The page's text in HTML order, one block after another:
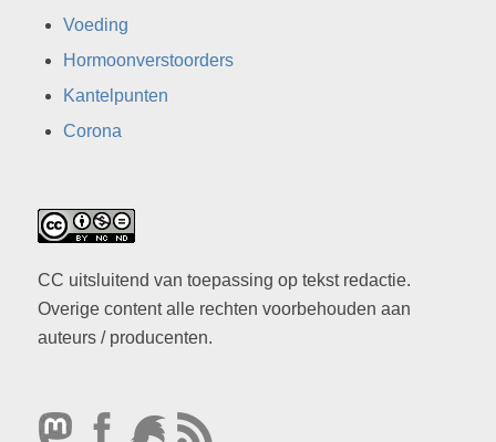
Voeding
Hormoonverstoorders
Kantelpunten
Corona
CC uitsluitend van toepassing op tekst redactie.
Overige content alle rechten voorbehouden aan
auteurs / producenten.